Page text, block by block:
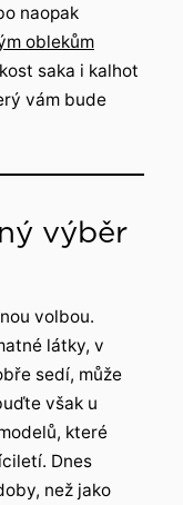
naopak
oblekům
saka i kalhot
vám bude
výběr
volbou.
látky, v
sedí, může
však u
které
Dnes
než jako